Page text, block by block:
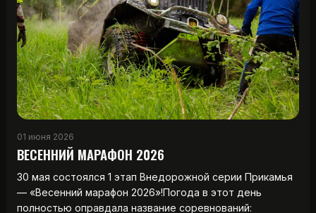
01 июня 2026
ВЕСЕННИЙ МАРАФОН 2026
30 мая состоялся 1 этап Внедорожной серии Прикамья
— «Весенний марафон 2026»!Погода в этот день
полностью оправдала название соревнований: